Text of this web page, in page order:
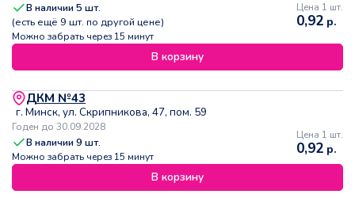
В наличии5 шт.
(есть ещё 9 шт. по другой цене)
Можно забрать через 15 минут
Цена 1 шт.
0,92 р.
В корзину
ДКМ №43
г. Минск, ул. Скрипникова, 47, пом. 59
Годен до 30.09.2028
В наличии9 шт.
Можно забрать через 15 минут
Цена 1 шт.
0,92 р.
В корзину